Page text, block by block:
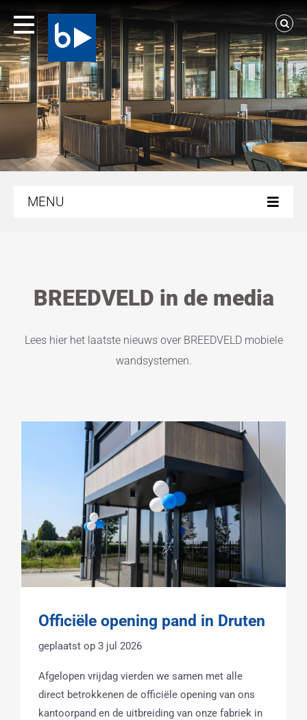
naar
inhoud
MENU
Bestekservice
BREEDVELD in de media
Lees hier het laatste nieuws over BREEDVELD mobiele
wandsystemen.
Officiële opening pand in Druten
3 jul 2026
Afgelopen vrijdag vierden we samen met alle
direct betrokkenen de officiële opening van ons
kantoorpand en de uitbreiding van onze fabriek in